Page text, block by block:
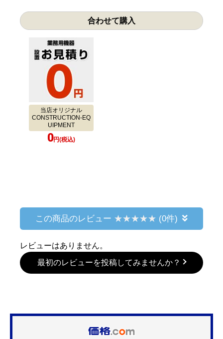
合わせて購入
当店オリジナル
CONSTRUCTION-EQ
UIPMENT
0円(税込)
この商品のレビュー (0件)
レビューはありません。
最初のレビューを投稿してみませんか？